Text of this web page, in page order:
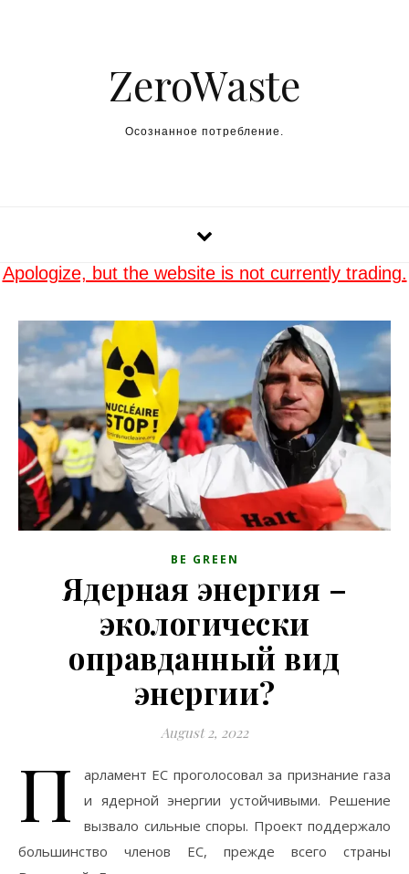
ZeroWaste
Осознанное потребление.
Apologize, but the website is not currently trading.
BE GREEN
Ядерная энергия –
экологически
оправданный вид
энергии?
August 2, 2022
П
арламент ЕС проголосовал за признание газа
и ядерной энергии устойчивыми. Решение
вызвало сильные споры. Проект поддержало
большинство членов ЕС, прежде всего страны